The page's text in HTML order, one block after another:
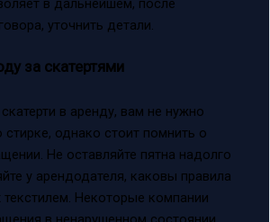
в дальнейшем, после
уточнить детали.
за скатертями
в аренду, вам не нужно
стирке, однако стоит помнить о
Не оставляйте пятна надолго
у арендодателя, каковы правила
Некоторые компании